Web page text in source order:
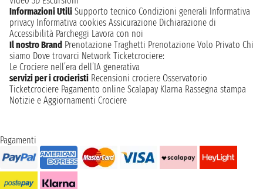
Informazioni Utili Supporto tecnico Condizioni generali Informativa
privacy Informativa cookies Assicurazione Dichiarazione di
Accessibilità Parcheggi Lavora con noi
Il nostro Brand Prenotazione Traghetti Prenotazione Volo Privato Chi
siamo Dove trovarci Network Ticketcrociere:
Le Crociere nell’era dell’IA generativa
servizi per i crocieristi Recensioni crociere Osservatorio
Ticketcrociere Pagamento online Scalapay Klarna Rassegna stampa
Notizie e Aggiornamenti Crociere
Pagamenti